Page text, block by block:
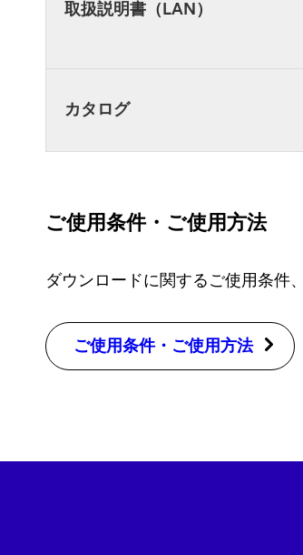
取扱説明書（LAN）
カタログ
ご使用条件・ご使用方法
ダウンロードに関するご使用条件
ご使用条件・ご使用方法